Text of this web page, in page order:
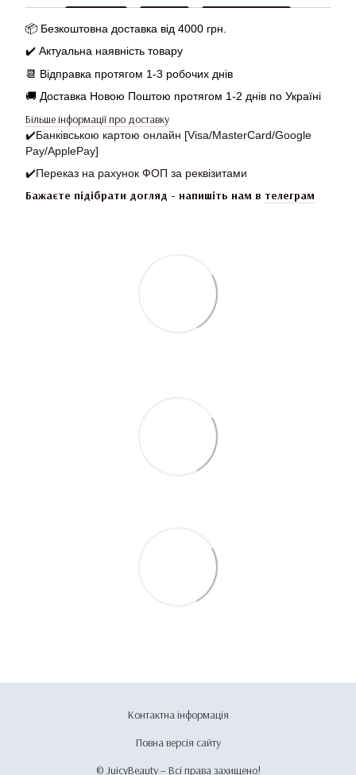
📦 Безкоштовна доставка від 4000 грн.
✔️ Актуальна наявність товару
📆 Відправка протягом 1-3 робочих днів
🚚 Доставка Новою Поштою протягом 1-2 днів по Україні
Більше інформації про доставку
✔️Банківською картою онлайн [Visa/MasterCard/Google
Pay/ApplePay]
✔️Переказ на рахунок ФОП за реквізитами
Бажаєте підібрати догляд - напишіть нам в телеграм
Контактна інформація
Повна версія сайту
© JuicyBeauty – Всі права захищено!